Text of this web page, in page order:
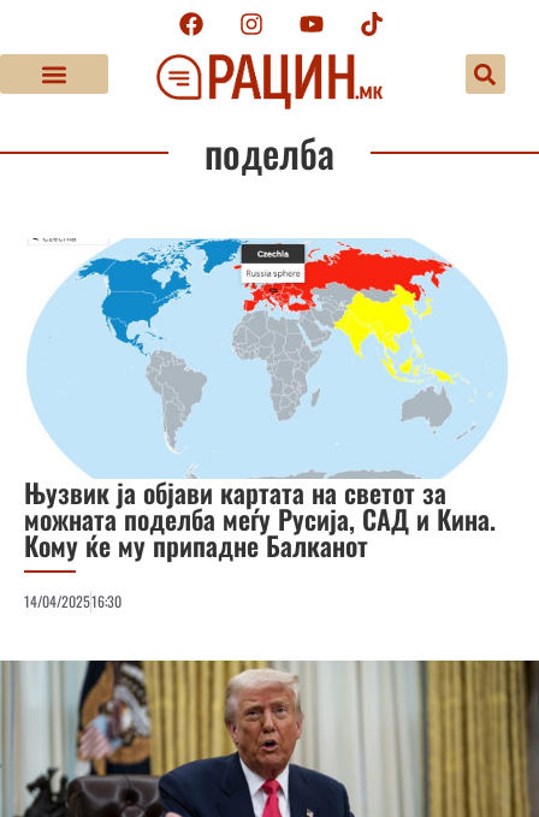
поделба
Њузвик ја објави картата на светот за
можната поделба меѓу Русија, САД и Кина.
Кому ќе му припадне Балканот
14/04/202516:30